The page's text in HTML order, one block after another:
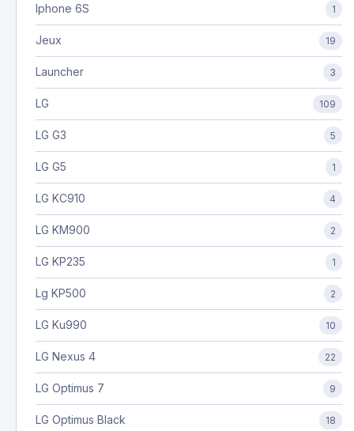
Iphone 6S 1
Jeux 19
Launcher 3
LG 109
LG G3 5
LG G5 1
LG KC910 4
LG KM900 2
LG KP235 1
Lg KP500 2
LG Ku990 10
LG Nexus 4 22
LG Optimus 7 9
LG Optimus Black 18